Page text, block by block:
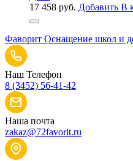
17 458 руб. Добавить В
Фаворит Оснащение школ и
Наш Телефон
8 (3452) 56-41-42
Наша почта
zakaz@72favorit.ru